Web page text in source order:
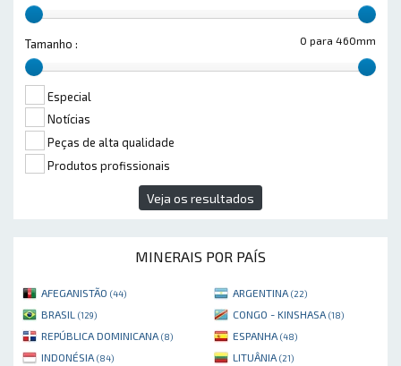
0 para 460mm
Tamanho :
Especial
Notícias
Peças de alta qualidade
Produtos profissionais
Veja os resultados
MINERAIS POR PAÍS
AFEGANISTÃO (44) ARGENTINA (22)
BRASIL (129) CONGO - KINSHASA (18)
REPÚBLICA DOMINICANA (8) ESPANHA (48)
INDONÉSIA (84) LITUÂNIA (21)